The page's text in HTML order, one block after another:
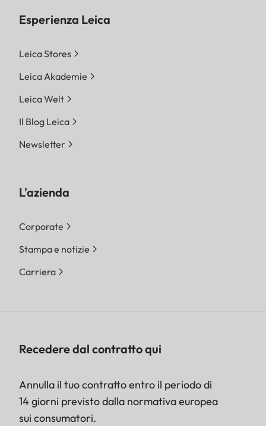
Esperienza Leica
Leica Stores
Leica Akademie
Leica Welt
Il Blog Leica
Newsletter
L'azienda
Corporate
Stampa e notizie
Carriera
Recedere dal contratto qui
Annulla il tuo contratto entro il periodo di
14 giorni previsto dalla normativa europea
sui consumatori.